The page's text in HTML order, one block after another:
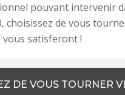
pouvant intervenir
choisissez de vous
vous satisferont !
DE VOUS TOURNER